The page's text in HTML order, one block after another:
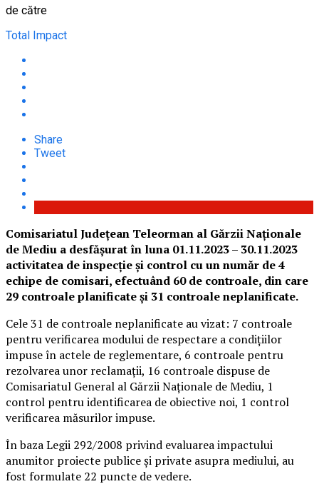
de către
Total Impact
Share
Tweet
Comisariatul Judeţean Teleorman al Gărzii Naţionale
de Mediu a desfășurat în luna 01.11.2023 – 30.11.2023
activitatea de inspecție și control cu un număr de 4
echipe de comisari, efectuând 60 de controale, din care
29 controale planificate și 31 controale neplanificate.
Cele 31 de controale neplanificate au vizat: 7 controale
pentru verificarea modului de respectare a condițiilor
impuse în actele de reglementare, 6 controale pentru
rezolvarea unor reclamaţii, 16 controale dispuse de
Comisariatul General al Gărzii Naționale de Mediu, 1
control pentru identificarea de obiective noi, 1 control
verificarea măsurilor impuse.
În baza Legii 292/2008 privind evaluarea impactului
anumitor proiecte publice şi private asupra mediului, au
fost formulate 22 puncte de vedere.